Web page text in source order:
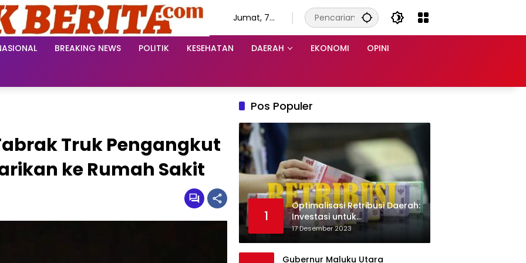
Jumat, 7
BREAKING NEWS POLITIK KESEHATAN DAERAH EKONOMI OPINI
Truk Pengangkut
ke Rumah Sakit
Pos Populer
1
Optimalisasi Retribusi Daerah:
Investasi untuk
Pembangunan Berkelanjutan
17 Desember 2023
Gubernur Maluku Utara